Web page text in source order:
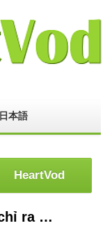
日本語
HeartVod : Chuyên gia chỉ ra nguyên nhân và cách xử lí chân mày trổ đỏ sau khi phun xâm